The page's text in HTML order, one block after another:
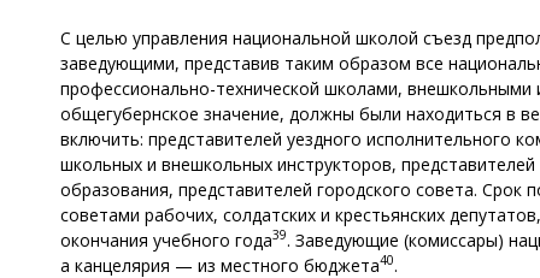
С целью управления национальной школой съезд
заведующими, представив таким образом все
профессионально-технической школами,
общегубернское значение, должны были находиться в
включить: представителей уездного исполнительного
школьных и внешкольных инструкторов,
образования, представителей городского совета.
советами рабочих, солдатских и крестьянских
окончания учебного года39. Заведующие (комиссары)
а канцелярия — из местного бюджета40.